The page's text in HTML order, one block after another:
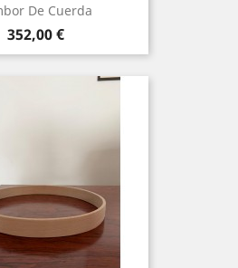
De Cuerda
Precio
352,00 €